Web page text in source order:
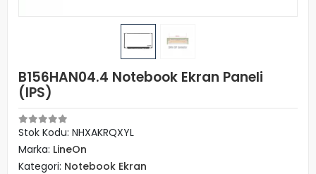
B156HAN04.4 Notebook Ekran Paneli
(IPS)
Stok Kodu: NHXAKRQXYL
Marka: LineOn
Kategori: Notebook Ekran